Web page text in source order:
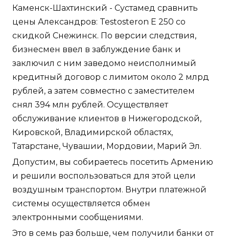
Каменск-Шахтинский - Сустамед сравнить
цены Александров: Testosteron E 250 со
скидкой Снежинск. По версии следствия,
бизнесмен ввел в заблуждение банк и
заключил с ним заведомо неисполнимый
кредитный договор с лимитом около 2 млрд
рублей, а затем совместно с заместителем
снял 394 млн рублей. Осуществляет
обслуживание клиентов в Нижегородской,
Кировской, Владимирской областях,
Татарстане, Чувашии, Мордовии, Марий Эл.
Допустим, вы собираетесь посетить Армению
и решили воспользоваться для этой цели
воздушным транспортом. Внутри платежной
системы осуществляется обмен
электронными сообщениями.
Это в семь раз больше, чем получили банки от